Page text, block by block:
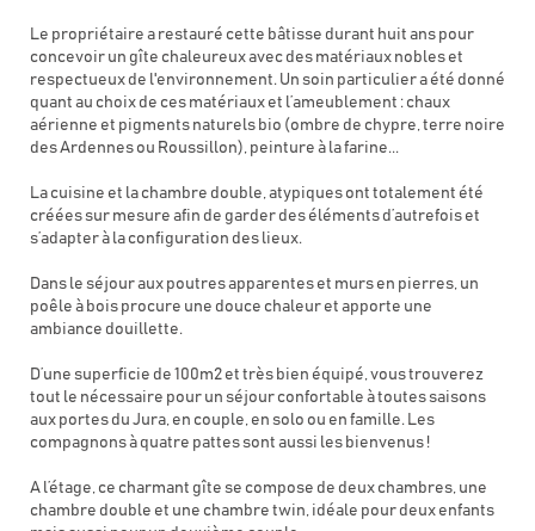
Le propriétaire a restauré cette bâtisse durant huit ans pour
concevoir un gîte chaleureux avec des matériaux nobles et
respectueux de l'environnement. Un soin particulier a été donné
quant au choix de ces matériaux et l’ameublement : chaux
aérienne et pigments naturels bio (ombre de chypre, terre noire
des Ardennes ou Roussillon), peinture à la farine...
La cuisine et la chambre double, atypiques ont totalement été
créées sur mesure afin de garder des éléments d’autrefois et
s’adapter à la configuration des lieux.
Dans le séjour aux poutres apparentes et murs en pierres, un
poêle à bois procure une douce chaleur et apporte une
ambiance douillette.
D’une superficie de 100m2 et très bien équipé, vous trouverez
tout le nécessaire pour un séjour confortable à toutes saisons
aux portes du Jura, en couple, en solo ou en famille. Les
compagnons à quatre pattes sont aussi les bienvenus !
A l’étage, ce charmant gîte se compose de deux chambres, une
chambre double et une chambre twin, idéale pour deux enfants